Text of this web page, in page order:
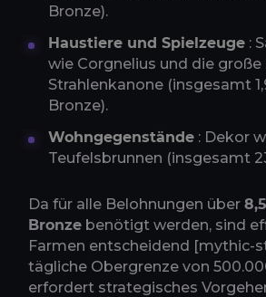
Bronze).
Haustiere und Spielzeuge :
wie Corgnelius und die
Strahlenkanone (insgesamt
Bronze).
Wohngegenstände : Dekor
Teufelsbrunnen (insgesamt
Da für alle Belohnungen über
Bronze benötigt werden, sind
Farmen entscheidend [mythic-
tägliche Obergrenze von
erfordert strategisches